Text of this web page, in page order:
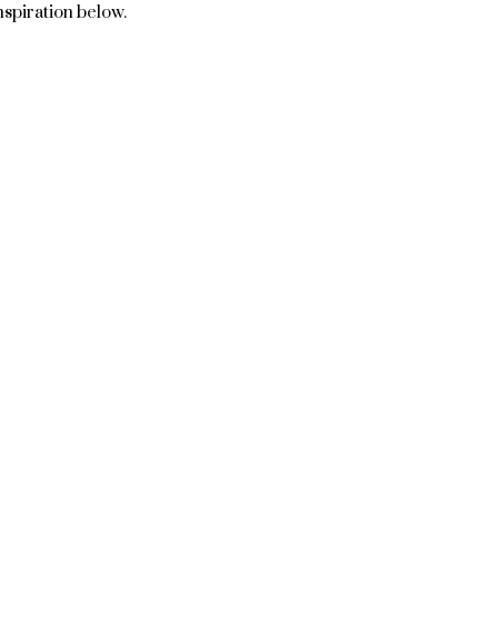
below.